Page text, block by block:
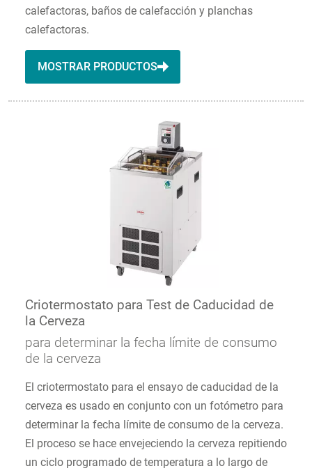
calefactoras, baños de calefacción y planchas
calefactoras.
MOSTRAR PRODUCTOS
Criotermostato para Test de Caducidad de
la Cerveza
para determinar la fecha límite de consumo
de la cerveza
El criotermostato para el ensayo de caducidad de la
cerveza es usado en conjunto con un fotómetro para
determinar la fecha límite de consumo de la cerveza.
El proceso se hace envejeciendo la cerveza repitiendo
un ciclo programado de temperatura a lo largo de